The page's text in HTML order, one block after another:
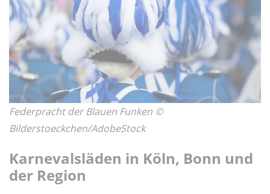
Federpracht der Blauen Funken ©
Bilderstoeckchen/AdobeStock
Karnevalsläden in Köln, Bonn und
der Region